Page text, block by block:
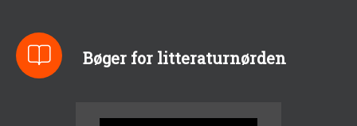
Bøger for litteraturnørden